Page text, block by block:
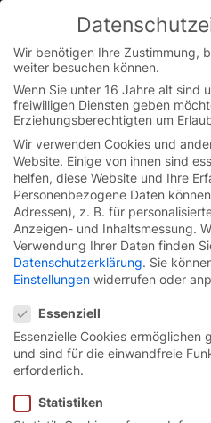
You are currently on the
Switch to the English
Skip
content
Startseite / Mediathek Next
Videos zu
Generation
Next
Wir benötigen Ihre Zustimmung,
weiter besuchen können.
Wenn Sie unter 16 Jahre alt sind
freiwilligen Diensten geben
Erziehungsberechtigten um
Wir verwenden Cookies und
Website. Einige von ihnen sind
helfen, diese Website und Ihre
Personenbezogene Daten
Adressen), z. B. für
Anzeigen- und Inhaltsmessung.
Verwendung Ihrer Daten finden
Datenschutzerklärung. Sie
Einstellungen widerrufen oder
Essenziell
Essenzielle Cookies ermöglichen
und sind für die einwandfreie
erforderlich.
Statistiken